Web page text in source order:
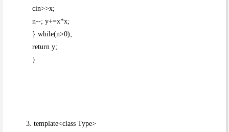
cin>>x;
n--; y+=x*x;
} while(n>0);
return y;
}
3. template<class Type>